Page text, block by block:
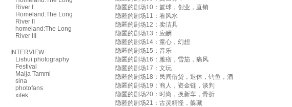
River I
Homeland:The Long
River II
homeland:The Long
River III
INTERVIEW
Lishui photography
Festival
Maija Tammi
sina
photofans
xitek
隐匿的剧场10：篮球，创业，直销
隐匿的剧场11：看风水
隐匿的剧场12：卖洁具
隐匿的剧场13：应酬
隐匿的剧场14：童心，幻想
隐匿的剧场15：音乐
隐匿的剧场16：雅痞，雪茄，痛风
隐匿的剧场17：文玩
隐匿的剧场18：民间借贷，退休，钓鱼，酒
隐匿的剧场19：商人，资金链，谈判
隐匿的剧场20：时尚，换新车，骨折
隐匿的剧场21：古灵精怪，躲藏